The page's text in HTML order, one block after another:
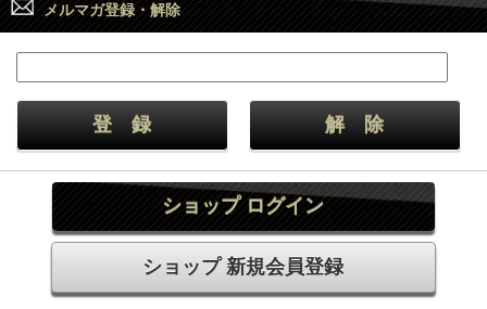
メルマガ登録・解除
ショップ ログイン
ショップ 新規会員登録